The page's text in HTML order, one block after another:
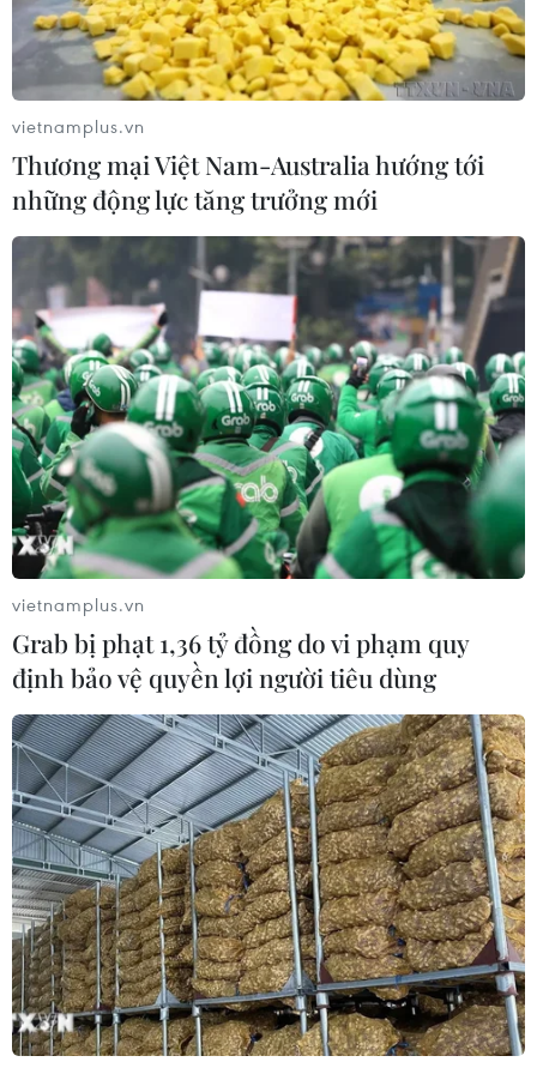
Lịch thi đấu ASEAN Cup 2026 ngày
7/8: Việt Nam hướng đến ngôi đầu
Hà Nội lần đầu tổ chức
Festival Võ thuật quốc tế tại Hoàng
Thành Thăng Long
06/08/2026 23:03
Công Phượng gặp thử thách lớn
trong ngày tái xuất V-League 2026/27
06/08/2026 11:49
Nhận định Việt Nam vs
Campuchia: Vì sao thầy trò HLV Kim
Sang-sik cần giành ngôi đầu bảng?
06/08/2026 11:05
Nhận định Việt Nam vs Campuchia:
'Phù thủy Kim' sẽ xoay tua toan tính
đường dài?
06/08/2026 08:25
HLV Kim Sang-sik: 'Tuyển Việt Nam
hướng tới chiến thắng để giữ ngôi
đầu bảng'
06/08/2026 07:25
vietnamplus.vn
Thương mại Việt Nam-Australia hướng tới
những động lực tăng trưởng mới
vietnamplus.vn
Grab bị phạt 1,36 tỷ đồng do vi phạm quy
định bảo vệ quyền lợi người tiêu dùng